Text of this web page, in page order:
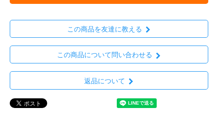
この商品を友達に教える
この商品について問い合わせる
返品について